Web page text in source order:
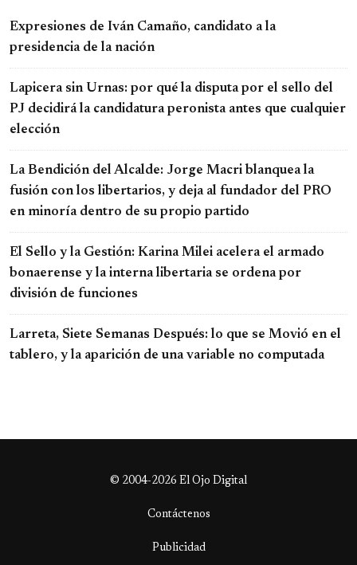
Expresiones de Iván Camaño, candidato a la
presidencia de la nación
Lapicera sin Urnas: por qué la disputa por el sello del
PJ decidirá la candidatura peronista antes que cualquier
elección
La Bendición del Alcalde: Jorge Macri blanquea la
fusión con los libertarios, y deja al fundador del PRO
en minoría dentro de su propio partido
El Sello y la Gestión: Karina Milei acelera el armado
bonaerense y la interna libertaria se ordena por
división de funciones
Larreta, Siete Semanas Después: lo que se Movió en el
tablero, y la aparición de una variable no computada
© 2004-2026 El Ojo Digital
Contáctenos
Publicidad